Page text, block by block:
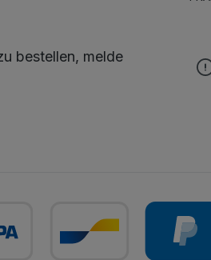
bestellen, melde